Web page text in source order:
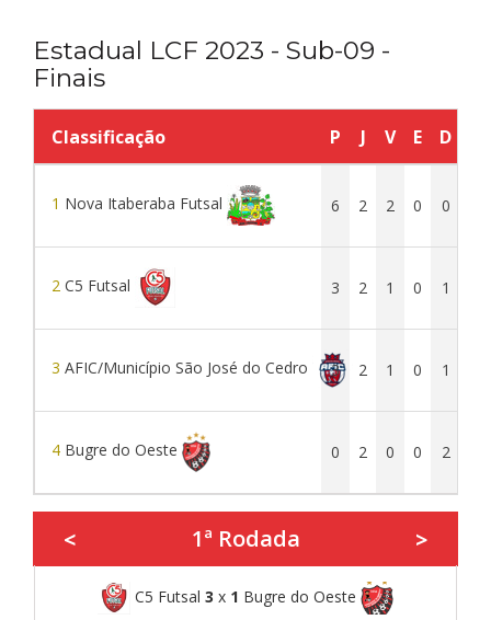
Estadual LCF 2023 - Sub-09 -
Finais
Classificação P J V E D
1 Nova Itaberaba Futsal 6 2 2 0 0
2 C5 Futsal 3 2 1 0 1
3 AFIC/Município São José do Cedro 3 2 1 0 1
4 Bugre do Oeste 0 2 0 0 2
< 1ª Rodada >
C5 Futsal 3 x 1 Bugre do Oeste